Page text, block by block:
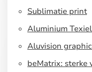
Sublimatie print
Aluminium
Aluvision
beMatrix: sterke